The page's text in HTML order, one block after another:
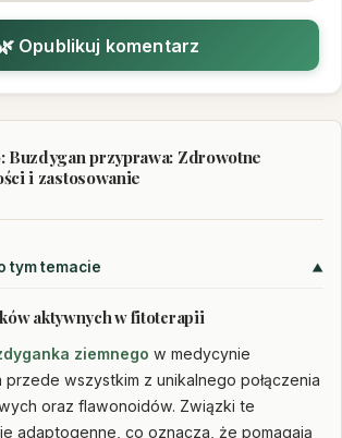
Opublikuj komentarz
Buzdygan przyprawa: Zdrowotne
i zastosowanie
tym temacie
aktywnych w fitoterapii
ziemnego w medycynie
przede wszystkim z unikalnego połączenia
oraz flawonoidów. Związki te
adaptogenne, co oznacza, że pomagają